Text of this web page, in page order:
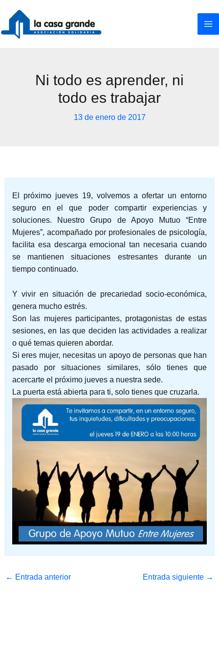
contenido
Ni todo es aprender, ni
todo es trabajar
13 de enero de 2017
El próximo jueves 19, volvemos a ofertar un entorno
seguro en el que poder compartir experiencias y
soluciones. Nuestro Grupo de Apoyo Mutuo “Entre
Mujeres”, acompañado por profesionales de psicología,
facilita esa descarga emocional tan necesaria cuando
se mantienen situaciones estresantes durante un
tiempo continuado.
Y vivir en situación de precariedad socio-económica,
genera mucho estrés.
Son las mujeres participantes, protagonistas de estas
sesiones,en las que deciden las actividades a realizar
o qué temas quieren abordar.
Si eres mujer, necesitas un apoyo de personas que han
pasado por situaciones similares, sólo tienes que
acercarte el próximo jueves a nuestra sede.
La puerta está abierta para ti, solo tienes que cruzarla.
← Entrada anterior Entrada siguiente →